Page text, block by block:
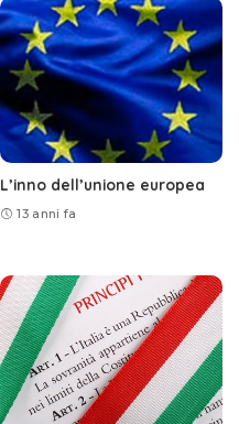
L’inno dell’unione europea
13 anni fa